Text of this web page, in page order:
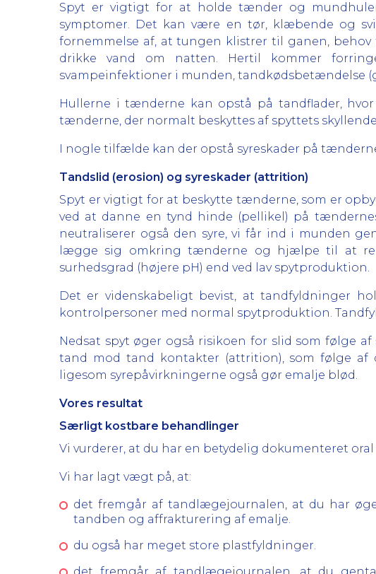
Spyt er vigtigt for at holde tænder og
symptomer. Det kan være en tør, klæbende og
fornemmelse af, at tungen klistrer til ganen,
drikke vand om natten. Hertil kommer
svampeinfektioner i munden, tandkødsbetændelse
Hullerne i tænderne kan opstå på tandflader,
tænderne, der normalt beskyttes af spyttets
I nogle tilfælde kan der opstå syreskader på
Tandslid (erosion) og syreskader (attrition)
Spyt er vigtigt for at beskytte tænderne, som er
ved at danne en tynd hinde (pellikel) på
neutraliserer også den syre, vi får ind i munden
lægge sig omkring tænderne og hjælpe til at
surhedsgrad (højere pH) end ved lav spytproduktion.
Det er videnskabeligt bevist, at tandfyldninger
kontrolpersoner med normal spytproduktion.
Nedsat spyt øger også risikoen for slid som følge
tand mod tand kontakter (attrition), som følge af
ligesom syrepåvirkningerne også gør emalje blød.
Vores resultat
Særligt kostbare behandlinger
Vi vurderer, at du har en betydelig dokumenteret
Vi har lagt vægt på, at:
det fremgår af tandlægejournalen, at du har
tandben og affrakturering af emalje.
du også har meget store plastfyldninger.